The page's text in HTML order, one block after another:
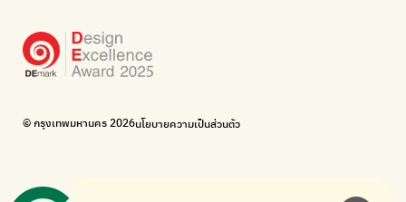
BUCA
ภาคีจักรยานเมือง กรุงเทพฯ
© กรุงเทพมหานคร 2026นโยบายความเป็นส่วนตัว